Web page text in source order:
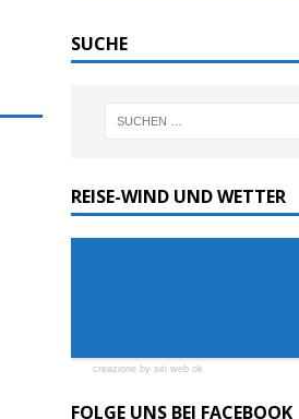
SUCHE
REISE-WIND UND WETTER
creazione by siti web ok
FOLGE UNS BEI FACEBOOK